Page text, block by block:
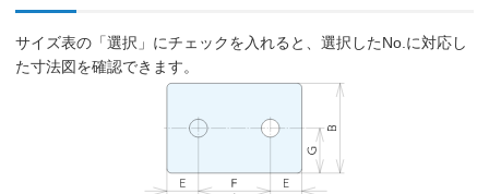
サイズ表の「選択」にチェックを入れると、選択したNo.に対応し
た寸法図を確認できます。